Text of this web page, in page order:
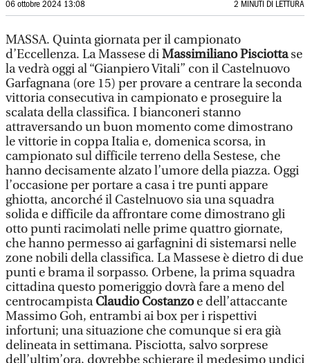
06 ottobre 2024 13:08 2 MINUTI DI LETTURA
MASSA. Quinta giornata per il campionato
d’Eccellenza. La Massese diMassimiliano Pisciottase
la vedrà oggi al “Gianpiero Vitali” con il Castelnuovo
Garfagnana (ore 15) per provare a centrare la seconda
vittoria consecutiva in campionato e proseguire la
scalata della classifica. I bianconeri stanno
attraversando un buon momento come dimostrano
le vittorie in coppa Italia e, domenica scorsa, in
campionato sul difficile terreno della Sestese, che
hanno decisamente alzato l’umore della piazza. Oggi
l’occasione per portare a casa i tre punti appare
ghiotta, ancorché il Castelnuovo sia una squadra
solida e difficile da affrontare come dimostrano gli
otto punti racimolati nelle prime quattro giornate,
che hanno permesso ai garfagnini di sistemarsi nelle
zone nobili della classifica. La Massese è dietro di due
punti e brama il sorpasso. Orbene, la prima squadra
cittadina questo pomeriggio dovrà fare a meno del
centrocampistaClaudio Costanzoe dell’attaccante
Massimo Goh, entrambi ai box per i rispettivi
infortuni; una situazione che comunque si era già
delineata in settimana. Pisciotta, salvo sorprese
dell’ultim’ora, dovrebbe schierare il medesimo undici